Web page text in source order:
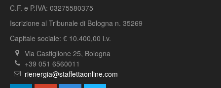
C.F. e P.IVA: 03275580375
Iscrizione al Tribunale di Bologna n. 35269
Capitale sociale: € 10.400,00 i.v.
Via Castiglione 25, Bologna
+39 051 6560011
rienergia@staffettaonline.com